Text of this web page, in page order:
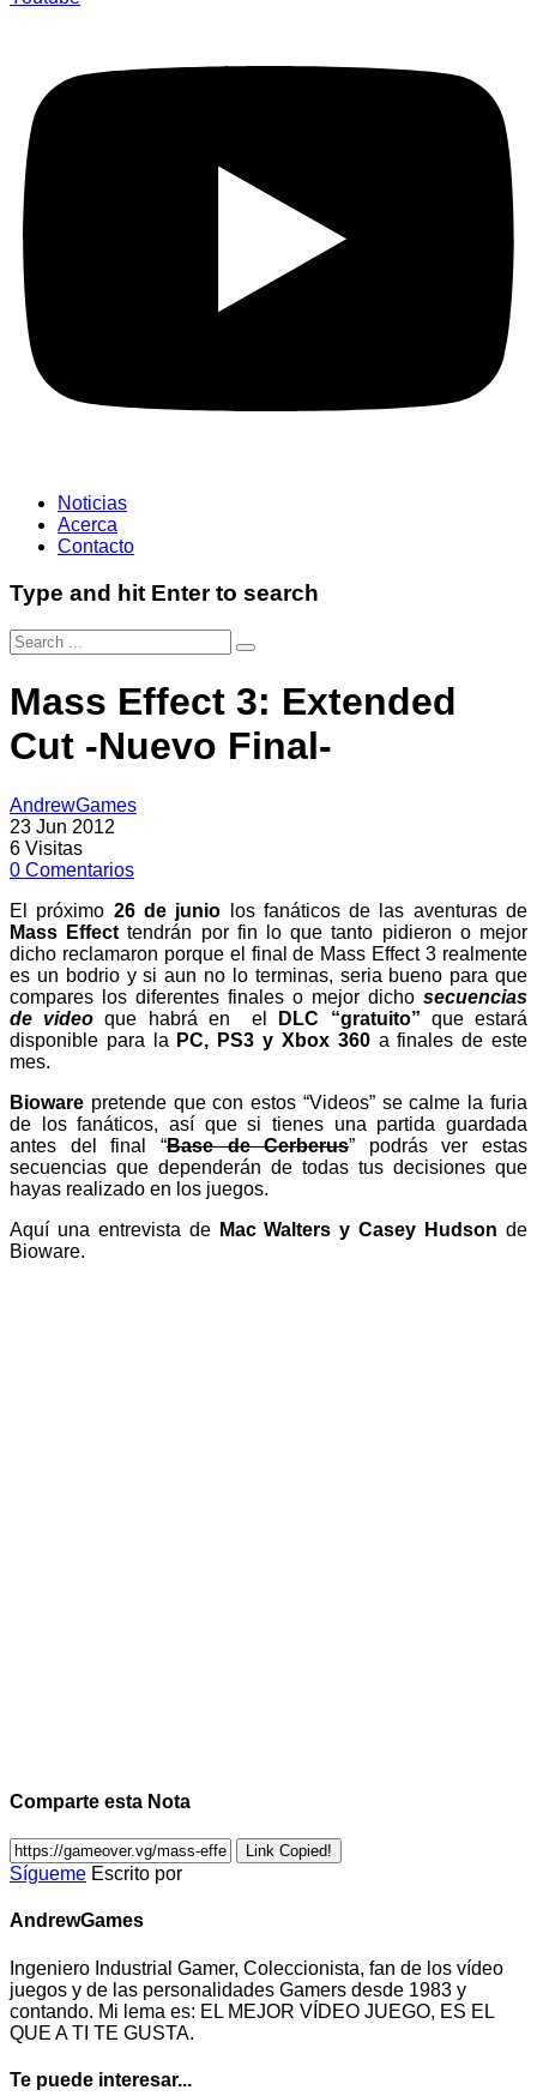
Noticias
Acerca
Contacto
Type and hit Enter to search
Mass Effect 3: Extended
Cut -Nuevo Final-
AndrewGames
23 Jun 2012
6 Visitas
0 Comentarios
El próximo 26 de junio los fanáticos de las aventuras de
Mass Effect tendrán por fin lo que tanto pidieron o mejor
dicho reclamaron porque el final de Mass Effect 3 realmente
es un bodrio y si aun no lo terminas, seria bueno para que
compares los diferentes finales o mejor dicho secuencias
de video que habrá en el DLC “gratuito” que estará
disponible para la PC, PS3 y Xbox 360a finales de este
mes.
Bioware pretende que con estos “Videos” se calme la furia
de los fanáticos, así que si tienes una partida guardada
antes del final “Base de Cerberus” podrás ver estas
secuencias que dependerán de todas tus decisiones que
hayas realizado en los juegos.
Aquí una entrevista deMac Walters y Casey Hudson de
Bioware.
Comparte esta Nota
Link Copied!
Sígueme Escrito por
AndrewGames
Ingeniero Industrial Gamer, Coleccionista, fan de los vídeo
juegos y de las personalidades Gamers desde 1983 y
contando. Mi lema es: EL MEJOR VÍDEO JUEGO, ES EL
QUE A TI TE GUSTA.
Te puede interesar...